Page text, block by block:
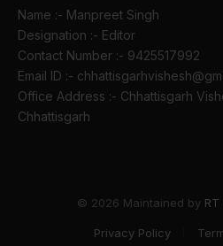
Name :- Manpreet Singh
Designation :- Editor
Contact Number :- 9425517992
Email ID :-
Office Address :- Chhattisgarh
Chhattisgarh
© 2026 Maintained by
Privacy Policy